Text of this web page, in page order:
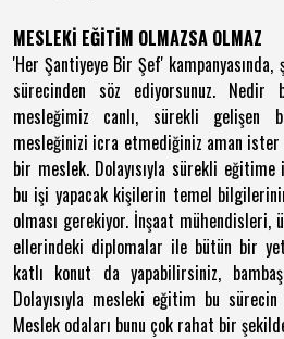
MESLEKİ EĞİTİM OLMAZSA OLMAZ
'Her Şantiyeye Bir Şef'
sürecinden söz ediyorsunuz.
mesleğimiz canlı, sürekli gelişen
mesleğinizi icra etmediğiniz aman ister
bir meslek. Dolayısıyla sürekli eğitime
bu işi yapacak kişilerin temel
olması gerekiyor. İnşaat mühendisleri,
ellerindeki diplomalar ile bütün bir
katlı konut da yapabilirsiniz,
Dolayısıyla mesleki eğitim bu
Meslek odaları bunu çok rahat bir